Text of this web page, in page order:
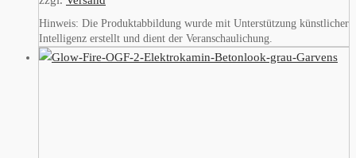
Hinweis: Die Produktabbildung wurde mit Unterstützung künstlicher
Intelligenz erstellt und dient der Veranschaulichung.